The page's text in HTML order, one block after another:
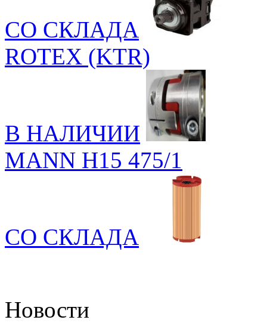
СО СКЛАДА
ROTEX (KTR)
В НАЛИЧИИ
MANN H15 475/1
СО СКЛАДА
Новости